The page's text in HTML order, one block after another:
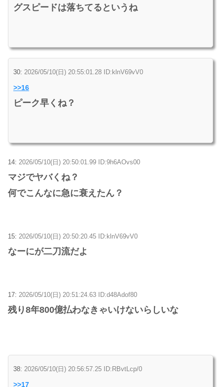
グスピードは落ちてるというね
30: 2026/05/10(日) 20:55:01.28 ID:klnV69vV0
>>16
ピーク早くね？
14: 2026/05/10(日) 20:50:01.99 ID:9h6AOvs00
マジでヤバくね？
何でこんなに急に衰えたん？
15: 2026/05/10(日) 20:50:20.45 ID:klnV69vV0
なーにが二刀流だよ
17: 2026/05/10(日) 20:51:24.63 ID:d48Adof80
残り8年800億払わなきゃいけないらしいな
38: 2026/05/10(日) 20:56:57.25 ID:RBvtLcp/0
>>17